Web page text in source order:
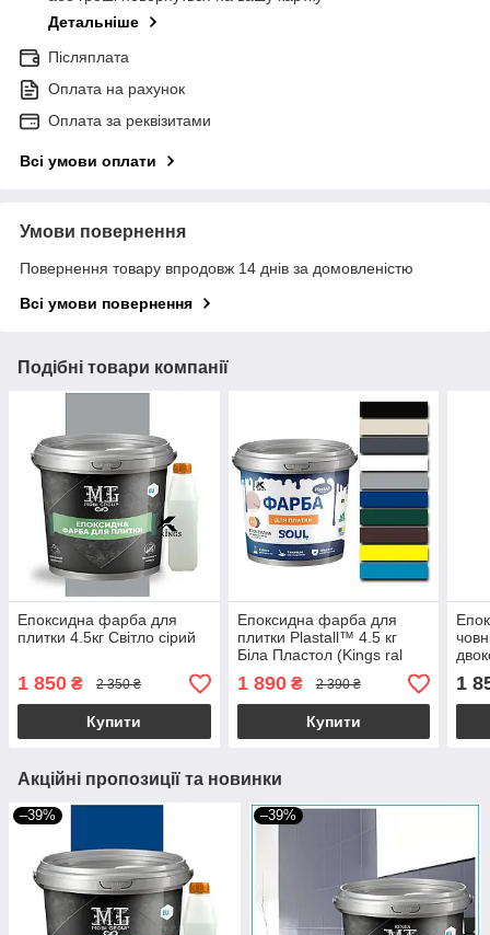
Детальніше
Післяплата
Оплата на рахунок
Оплата за реквізитами
Всі умови оплати
Умови повернення
Повернення товару впродовж 14 днів за домовленістю
Всі умови повернення
Подібні товари компанії
Епоксидна фарба для
плитки 4.5кг Світло сірий
1 850 ₴ 2 350 ₴
Купити
Епоксидна фарба для
плитки Plastall™ 4.5 кг
Біла Пластол (Kings ral
9010)
1 890₴ 2 390 ₴
Купити
1
Акційні пропозиції та новинки
–39% –39%